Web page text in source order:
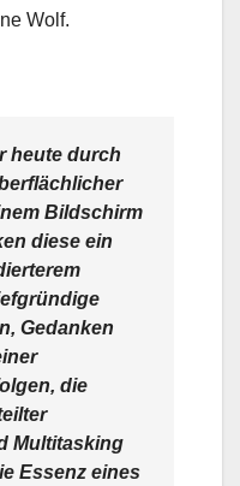
Wolf.
heute durch
Bildschirm
diese ein
Gedanken
die
Multitasking
Essenz eines